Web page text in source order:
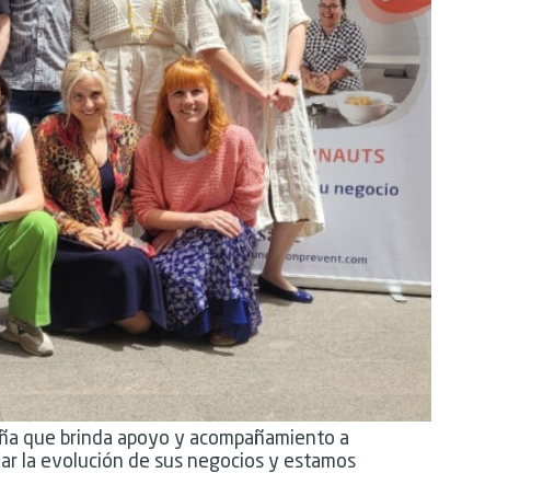
que brinda apoyo y acompañamiento a
la evolución de sus negocios y estamos